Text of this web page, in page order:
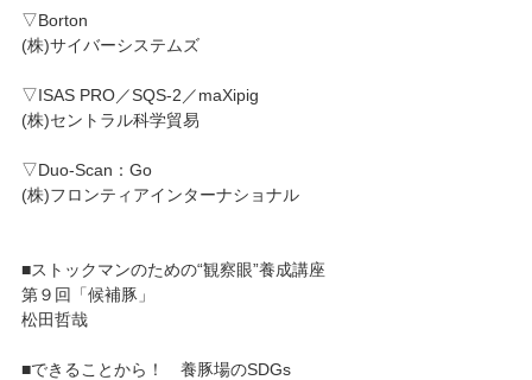
▽Borton
(株)サイバーシステムズ
▽ISAS PRO／SQS-2／maXipig
(株)セントラル科学貿易
▽Duo-Scan：Go
(株)フロンティアインターナショナル
■ストックマンのための“観察眼”養成講座
第９回「候補豚」
松田哲哉
■できることから！ 養豚場のSDGs